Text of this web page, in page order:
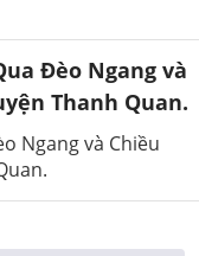
Đèo Ngang và
Thanh Quan.
Ngang và Chiều